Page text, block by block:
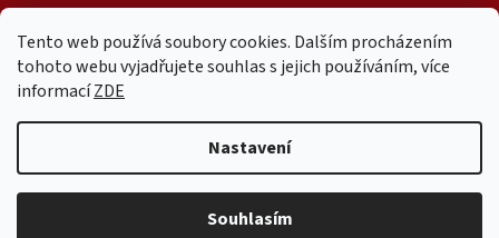
Tento web používá soubory cookies. Dalším procházením
tohoto webu vyjadřujete souhlas s jejich používáním, více
informacíZDE
Nastavení
Souhlasím
Copyright 2026Mr. Candy Bull. Všechna práva vyhrazena.Upravit
nastavení cookies